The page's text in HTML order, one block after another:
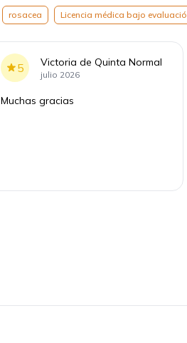
rosacea Licencia médica bajo
5 Victoria de Quinta Normal
julio 2026
Muchas gracias